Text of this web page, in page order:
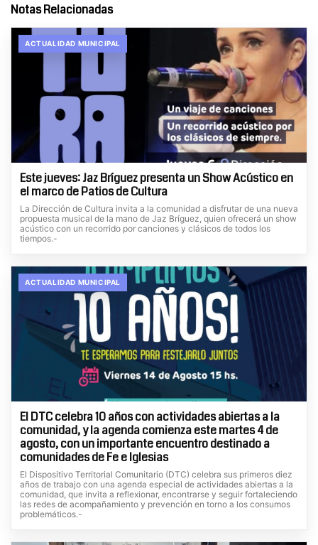
Notas Relacionadas
ACTUALIDAD MUNICIPAL
Este jueves: Jaz Bríguez presenta un Show Acústico en
el marco de Patios de Cultura
La Dirección de Cultura invita a la comunidad a disfrutar de una nueva
propuesta musical de la mano de Jaz Bríguez, quien ofrecerá un show
acústico con un recorrido por canciones y clásicos de todos los
tiempos.-
ACTUALIDAD MUNICIPAL
El DTC celebra 10 años con actividades abiertas a la
comunidad, y la agenda comienza este martes 4 de
agosto, con un importante encuentro destinado a
comunidades de Fe e Iglesias
El Dispositivo Territorial Comunitario (DTC) celebra sus primeros diez
años de trabajo con una agenda especial de actividades abiertas a la
comunidad, que invita a reflexionar, encontrarse y seguir fortaleciendo
las redes de acompañamiento y prevención en torno a los consumos
problemáticos.-